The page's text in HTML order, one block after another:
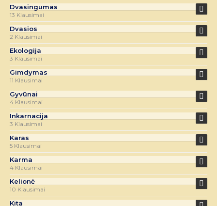
Dvasingumas
13 Klausimai
Dvasios
2 Klausimai
Ekologija
3 Klausimai
Gimdymas
11 Klausimai
Gyvūnai
4 Klausimai
Inkarnacija
3 Klausimai
Karas
5 Klausimai
Karma
4 Klausimai
Kelionė
10 Klausimai
Kita